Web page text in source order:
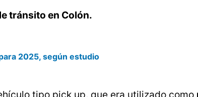
tránsito en Colón.
2025, según estudio